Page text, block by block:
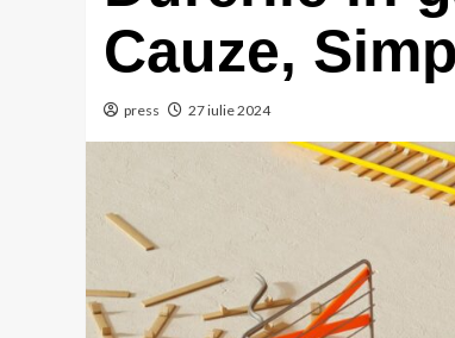
Cauze,
press 27 iulie 2024